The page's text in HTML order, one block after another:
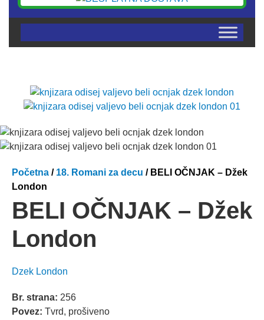
Početna / 18. Romani za decu / BELI OČNJAK – Džek
London
BELI OČNJAK – Džek
London
Dzek London
Br. strana: 256
Povez: Tvrd, prošiveno